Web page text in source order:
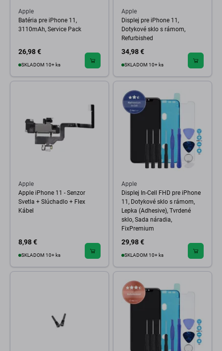
Apple
Batéria pre iPhone 11,
3110mAh, Service Pack
26,98 €
SKLADOM 10+ ks
Apple
Displej pre iPhone 11,
Dotykové sklo s rámom,
Refurbished
34,98 €
SKLADOM 10+ ks
Apple
Apple iPhone 11 - Senzor
Svetla + Slúchadlo + Flex
Kábel
8,98 €
SKLADOM 10+ ks
Apple
Displej In-Cell FHD pre iPhone
11, Dotykové sklo s rámom,
Lepka (Adhesive), Tvrdené
sklo, Sada náradia,
FixPremium
29,98 €
SKLADOM 10+ ks